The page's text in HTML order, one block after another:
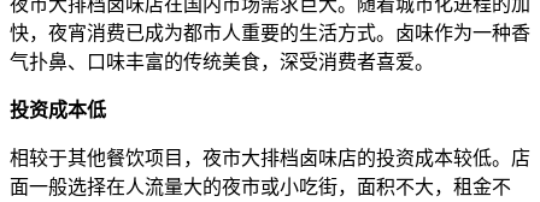
快，夜宵消费已成为都市人重要的生活方式。卤味作为一种香
气扑鼻、口味丰富的传统美食，深受消费者喜爱。
投资成本低
相较于其他餐饮项目，夜市大排档卤味店的投资成本较低。店
面一般选择在人流量大的夜市或小吃街，面积不大，租金不